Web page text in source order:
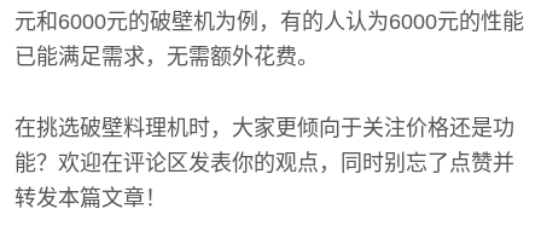
元和6000元的破壁机为例，有的人认为6000元的性能
已能满足需求，无需额外花费。
在挑选破壁料理机时，大家更倾向于关注价格还是功
能？欢迎在评论区发表你的观点，同时别忘了点赞并
转发本篇文章！